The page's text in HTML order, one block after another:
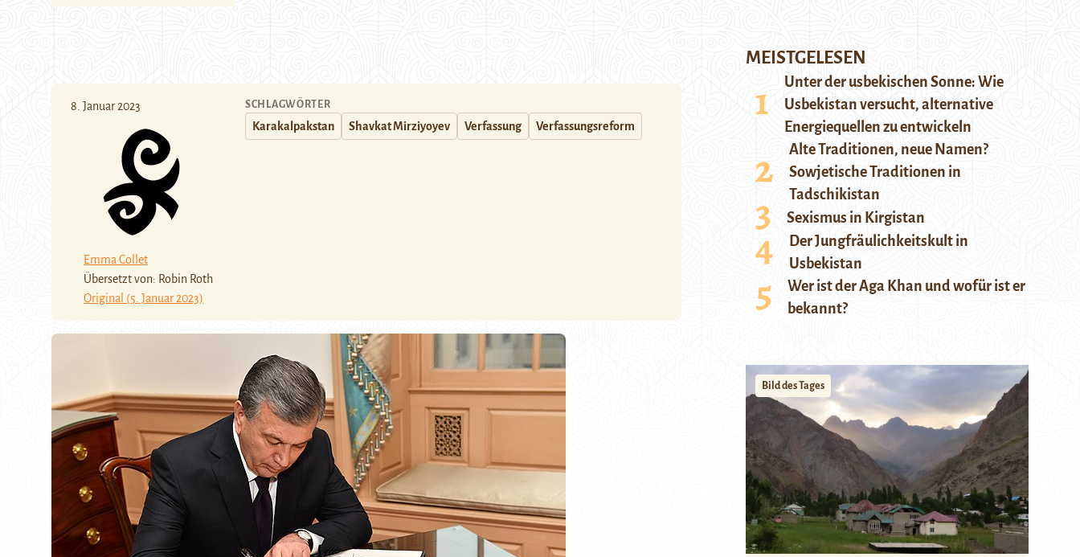
8. Januar 2023
Emma Collet
Übersetzt von: Robin Roth
Original (5. Januar 2023)
SCHLAGWÖRTER
Karakalpakstan Shavkat Mirziyoyev Verfassung Verfassungsreform
MEISTGELESEN
Unter der usbekischen Sonne: Wie
Usbekistan versucht, alternative
Energiequellen zu entwickeln
Alte Traditionen, neue Namen?
Sowjetische Traditionen in
Tadschikistan
Sexismus in Kirgistan
Der Jungfräulichkeitskult in
Usbekistan
Wer ist der Aga Khan und wofür ist er
bekannt?
Bild des Tages